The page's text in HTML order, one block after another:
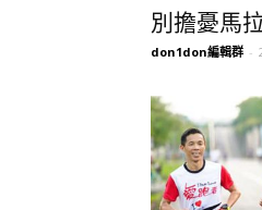
別擔憂馬
don1don編輯群 -